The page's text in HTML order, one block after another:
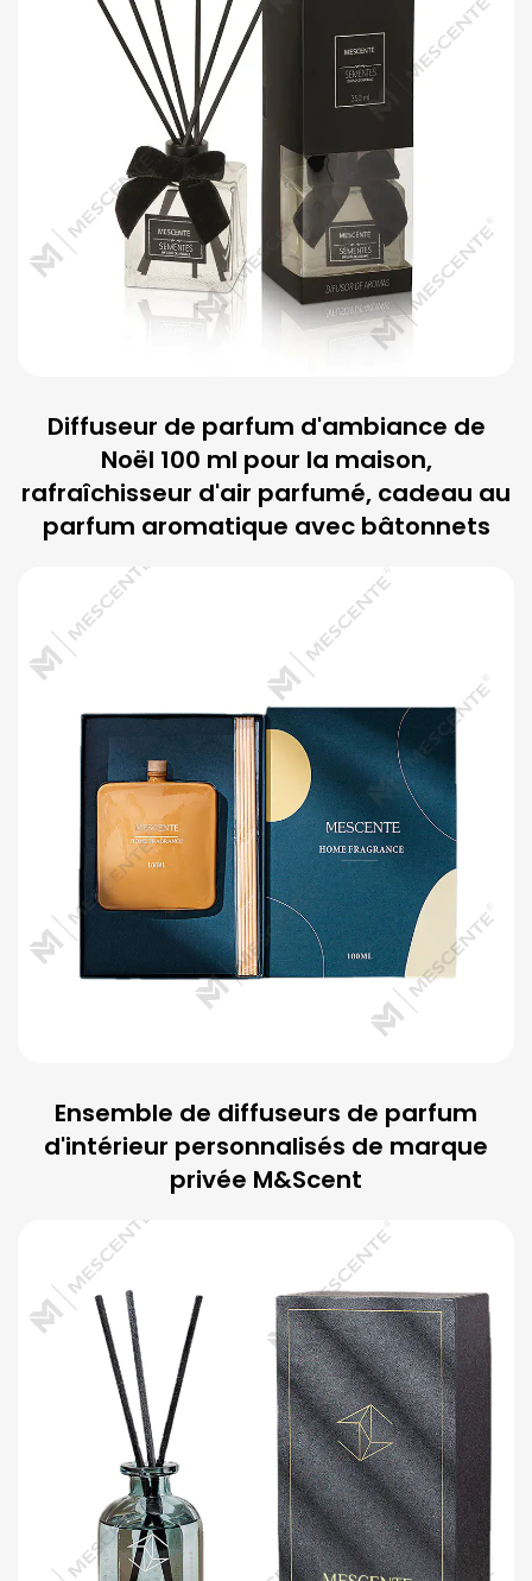
Diffuseur de parfum d'ambiance de
Noël 100 ml pour la maison,
rafraîchisseur d'air parfumé, cadeau au
parfum aromatique avec bâtonnets
Ensemble de diffuseurs de parfum
d'intérieur personnalisés de marque
privée M&Scent